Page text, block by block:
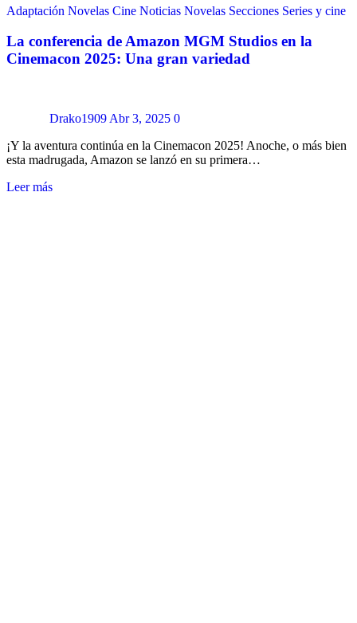
Adaptación Novelas Cine Noticias Novelas Secciones Series y cine
La conferencia de Amazon MGM Studios en la
Cinemacon 2025: Una gran variedad
Drako1909 Abr 3, 2025 0
¡Y la aventura continúa en la Cinemacon 2025! Anoche, o más bien
esta madrugada, Amazon se lanzó en su primera…
Leer más